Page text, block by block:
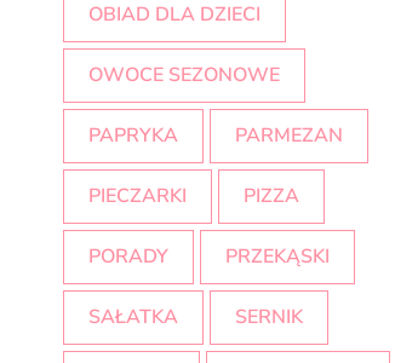
OBIAD DLA DZIECI
OWOCE SEZONOWE
PAPRYKA PARMEZAN
PIECZARKI PIZZA
PORADY PRZEKĄSKI
SAŁATKA SERNIK